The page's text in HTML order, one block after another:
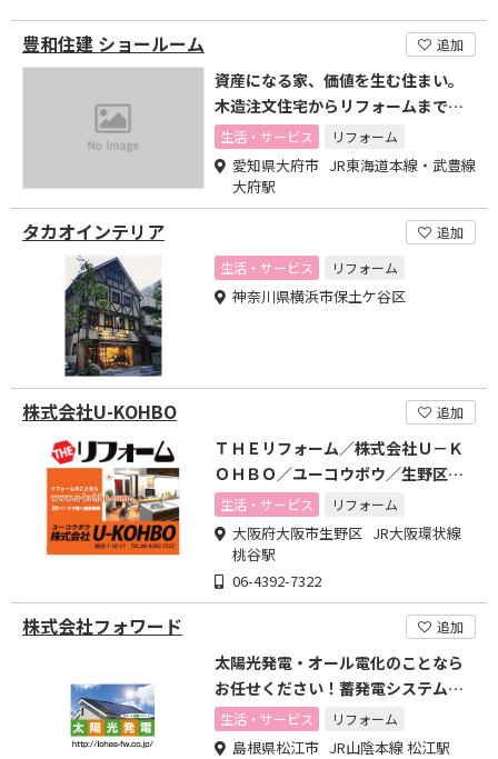
豊和住建 ショールーム 追加
資産になる家、価値を生む住まい。
木造注文住宅からリフォームまで家
造りはお任せ下さい。
生活・サービス リフォーム
愛知県大府市 JR東海道本線・武豊線
大府駅
タカオインテリア
追加
生活・サービス
リフォーム
神奈川県横浜市保土ケ谷区
株式会社U-KOHBO 追加
ＴＨＥリフォーム／株式会社Ｕ－Ｋ
ＯＨＢＯ／ユーコウボウ／生野区桃
谷1-10-17
生活・サービス リフォーム
大阪府大阪市生野区 JR大阪環状線
桃谷駅
06-4392-7322
株式会社フォワード 追加
太陽光発電・オール電化のことなら
お任せください！蓄発電システムや
リフォームも行っております
生活・サービス リフォーム
島根県松江市 JR山陰本線 松江駅